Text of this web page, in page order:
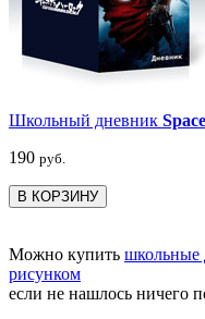
Школьный дневник
190 руб.
В КОРЗИНУ
Можно купить школьные
рисунком
если не нашлось ничего